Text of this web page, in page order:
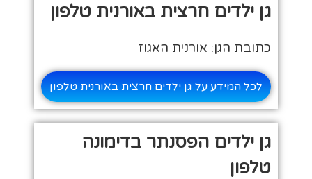
גן ילדים חרצית באורנית טלפון
כתובת הגן: אורנית האגוז
לכל המידע על גן ילדים חרצית באורנית טלפון
גן ילדים הפסנתר בדימונה
טלפון